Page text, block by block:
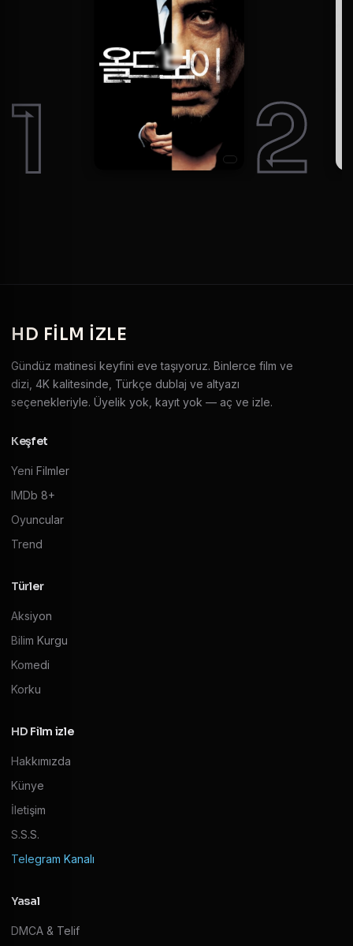
1 2
HD FILM IZLE
Gündüz matinesi keyfini eve taşıyoruz. Binlerce film ve
dizi, 4K kalitesinde, Türkçe dublaj ve altyazı
seçenekleriyle. Üyelik yok, kayıt yok — aç ve izle.
Keşfet
Yeni Filmler
IMDb 8+
Oyuncular
Trend
Türler
Aksiyon
Bilim Kurgu
Komedi
Korku
HD Film izle
Hakkımızda
Künye
İletişim
S.S.S.
Telegram Kanalı
Yasal
DMCA & Telif